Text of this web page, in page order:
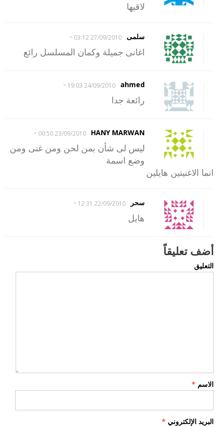
لاقيها
سلمى 27/09/2010 03:12
-
اغانى جميلة وكمان المسلسل رائع
ahmed
24/09/2010 19:03
-
رائعة جدا
HANY MARWAN
23/09/2010 00:50
-
ليس لى شأن بمن لحن ومن غنى ومن
وضع اسمة
انما الاغنيتين هايلين
سحر 22/09/2010 12:31
-
هايل
أضف تعليقاً
التعليق
الاسم *
البريد الإلكتروني *